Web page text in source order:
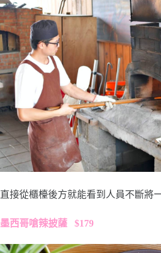
直接從櫃檯後方就能看到人員不斷將
墨西哥嗆辣披薩 $179